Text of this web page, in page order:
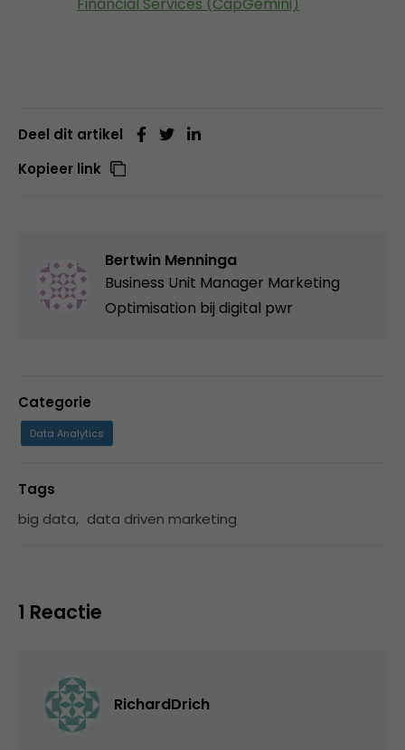
Deel dit artikel
Kopieer link
Bertwin Menninga
Business Unit Manager Marketing
Optimisation bij digital pwr
Categorie
Data Analytics
Tags
big data, data driven marketing
1 Reactie
RichardDrich